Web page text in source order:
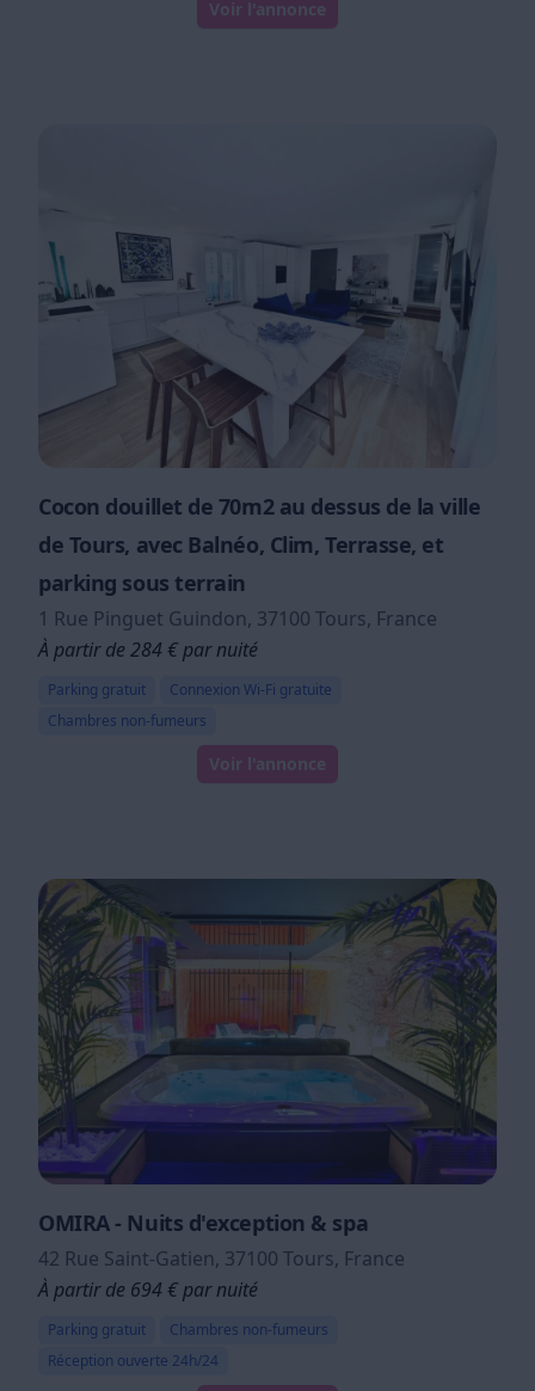
Voir l'annonce
Cocon douillet de 70m2 au dessus de la ville
de Tours, avec Balnéo, Clim, Terrasse, et
parking sous terrain
1 Rue Pinguet Guindon, 37100 Tours, France
À partir de 284 € par nuité
Parking gratuit
Connexion Wi-Fi gratuite
Chambres non-fumeurs
Voir l'annonce
OMIRA - Nuits d'exception & spa
42 Rue Saint-Gatien, 37100 Tours, France
À partir de 694 € par nuité
Parking gratuit
Chambres non-fumeurs
Réception ouverte 24h/24